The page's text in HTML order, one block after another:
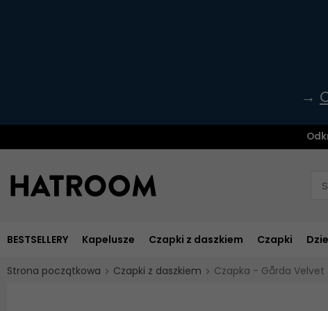
→
BESTSELLERY Kapelusze Czapki z daszkiem Czapki
Strona początkowa Czapki z daszkiem Czapka - Gårda Velvet